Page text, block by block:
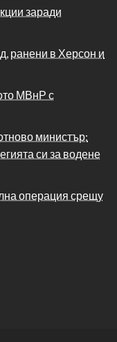
заради
ранени в Херсон и
МВнР с
министър:
си за водене
операция срещу